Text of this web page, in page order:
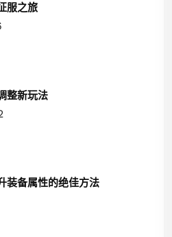
服之旅
整新玩法
装备属性的绝佳方法